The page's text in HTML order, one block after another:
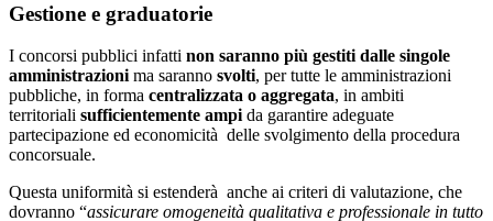
Gestione e graduatorie
I concorsi pubblici infatti non saranno più gestiti dalle singole
amministrazioni ma saranno svolti, per tutte le amministrazioni
pubbliche, in forma centralizzata o aggregata, in ambiti
territoriali sufficientemente ampi da garantire adeguate
partecipazione ed economicità delle svolgimento della procedura
concorsuale.
Questa uniformità si estenderà anche ai criteri di valutazione, che
dovranno “assicurare omogeneità qualitativa e professionale in tutto